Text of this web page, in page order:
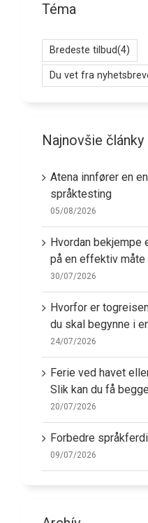
Téma
Bredeste tilbud(4)
Du vet fra
Najnovšie články
Atena innfører en
språktesting
05/08/2026
Hvordan bekjempe
på en effektiv måte
30/07/2026
Hvorfor er
du skal begynne i
24/07/2026
Ferie ved havet
Slik kan du få
20/07/2026
Forbedre
09/07/2026